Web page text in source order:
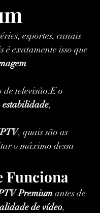
esportes, canais
é exatamente isso que
de televisão.E o
estabilidade,
, quais são as
o máximo dessa
Funciona
Premium antes de
de vídeo,